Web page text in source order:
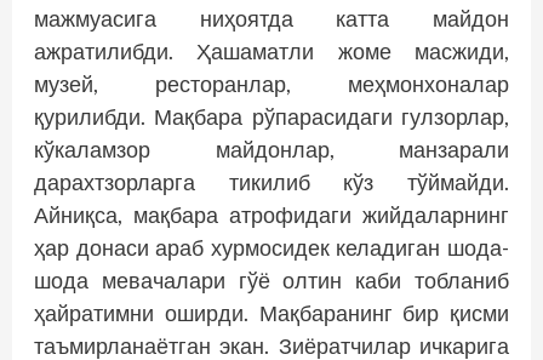
мажмуасига ниҳоятда катта майдон
ажратилибди. Ҳашаматли жоме масжиди,
музей, ресторанлар, меҳмонхоналар
қурилибди. Мақбара рўпарасидаги гулзорлар,
кўкаламзор майдонлар, манзарали
дарахтзорларга тикилиб кўз тўймайди.
Айниқса, мақбара атрофидаги жийдаларнинг
ҳар донаси араб хурмосидек келадиган шода-
шода мевачалари гўё олтин каби тобланиб
ҳайратимни оширди. Мақбаранинг бир қисми
таъмирланаётган экан. Зиёратчилар ичкарига